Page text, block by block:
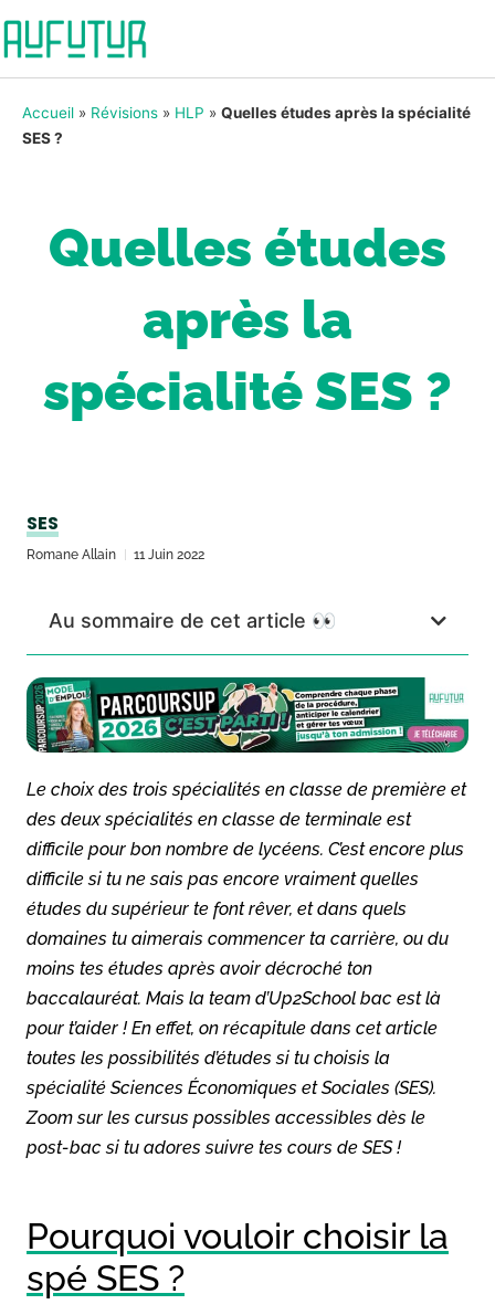
Accueil » Révisions » HLP » Quelles études après la spécialité
SES ?
Quelles études
après la
spécialité SES ?
SES
Romane Allain 11 Juin 2022
Au sommaire de cet article 👀
Le choix des trois spécialités en classe de première et
des deux spécialités en classe de terminale est
difficile pour bon nombre de lycéens. C’est encore plus
difficile si tu ne sais pas encore vraiment quelles
études du supérieur te font rêver, et dans quels
domaines tu aimerais commencer ta carrière, ou du
moins tes études après avoir décroché ton
baccalauréat. Mais la team d’Up2School bac est là
pour t’aider ! En effet, on récapitule dans cet article
toutes les possibilités d’études si tu choisis la
spécialité Sciences Économiques et Sociales (SES).
Zoom sur les cursus possibles accessibles dès le
post-bac si tu adores suivre tes cours de SES !
Pourquoi vouloir choisir la
spé SES ?